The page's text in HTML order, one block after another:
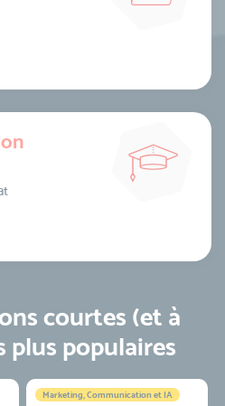
courtes (et à
plus populaires
Marketing, Communication et IA